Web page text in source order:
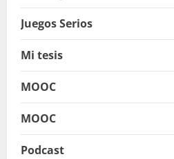
Juegos Serios
Mi tesis
MOOC
MOOC
Podcast